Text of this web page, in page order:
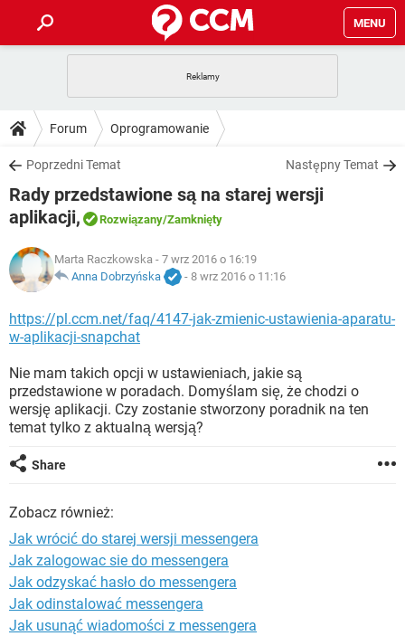
MENU
GRY WHATSAPP
SPOTIFY
INSTAGRAM FACEBOOK
WINDOWS 10
PORADY
PlayStation TIKTOK
SPOTIFY
WINDOWS 10
DO POBRANIA
ANDROID TIKTOK
GRY WHATSAPP
IOS NETFLIX
INSTAGRAM
WINDOWS 10
FORUM
GRY WHATSAPP
INSTAGRAM
WINDOWS 10
ARTYKUŁY
COVID-19
GRY WHATSAPP
INSTAGRAM FACEBOOK
WINDOWS 10
Forum Oprogramowanie
Poprzedni Temat Następny Temat
Rady przedstawione są na starej wersji
aplikacji,
Rozwiązany/Zamknięty
Marta Raczkowska - 7 wrz 2016 o 16:19
Anna Dobrzyńska
- 8 wrz 2016 o 11:16
https://pl.ccm.net/faq/4147-jak-zmienic-ustawienia-aparatu-
w-aplikacji-snapchat
Nie mam takich opcji w ustawieniach, jakie są
przedstawione w poradach. Domyślam się, że chodzi o
wersję aplikacji. Czy zostanie stworzony poradnik na ten
temat tylko z aktualną wersją?
Share
Zobacz również:
Jak wrócić do starej wersji messengera
Jak zalogowac sie do messengera
Jak odzyskać hasło do messengera
Jak odinstalować messengera
Jak usunąć wiadomości z messengera